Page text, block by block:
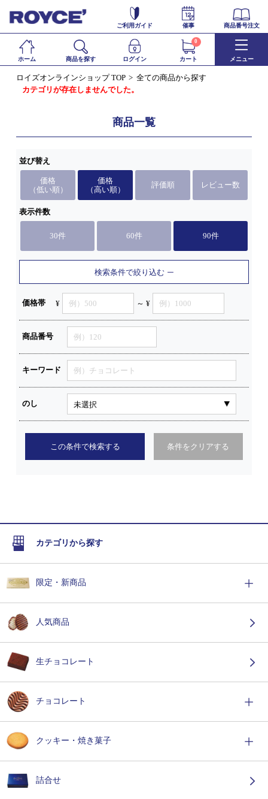
ご利用ガイド 催事 商品番号注文
ホーム 商品を探す ログイン カート
0
メニュー
ロイズオンラインショップ TOP
全ての商品から探す
カテゴリが存在しませんでした。
商品一覧
並び替え
価格
（低い順）
価格
（高い順）
評価順 レビュー数
表示件数
30件 60件 90件
検索条件で絞り込む
価格帯 ¥ ～ ¥
商品番号
キーワード
のし
この条件で検索する 条件をクリアする
カテゴリから探す
限定・新商品
人気商品
生チョコレート
チョコレート
クッキー・焼き菓子
詰合せ